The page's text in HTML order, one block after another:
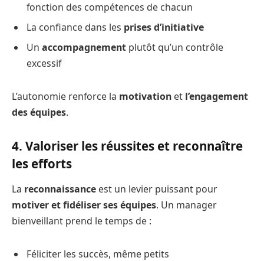
fonction des compétences de chacun
La confiance dans les prises d’initiative
Un accompagnement plutôt qu’un contrôle
excessif
L’autonomie renforce la motivation et l’engagement
des équipes.
4. Valoriser les réussites et reconnaître
les efforts
La reconnaissance est un levier puissant pour
motiver et fidéliser ses équipes. Un manager
bienveillant prend le temps de :
Féliciter les succès, même petits